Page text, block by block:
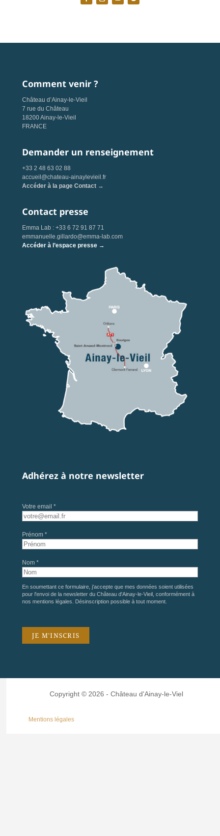
Comment venir ?
Château d’Ainay-le-Vieil
7 rue du Château
18200 Ainay-le-Vieil
FRANCE
Demander un renseignement
+33 2 48 63 02 88
accueil@chateau-ainaylevieil.fr
Accéder à la page Contact →
Contact presse
Emma Lab : +33 6 72 91 87 71
emmanuelle.gillardo@emma-lab.com
Accéder à l’espace presse →
Adhérez à notre newsletter
Votre email *
Prénom *
Nom *
En soumettant ce formulaire, j'accepte que mes données soient utilisées
pour l'envoi de la newsletter du Château d'Ainay-le-Vieil, conformément à
nos mentions légales . Désinscription possible à tout moment.
Copyright © 2026 - Château d'Ainay-le-Viel
Mentions légales